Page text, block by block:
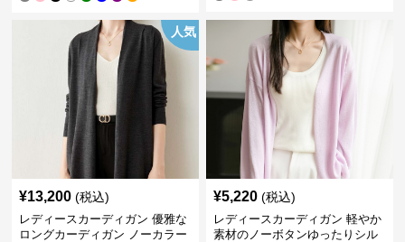
人気
¥13,200 (税込)
レディースカーディガン 優雅な
ロングカーディガン ノーカラー
¥5,220 (税込)
レディースカーディガン 軽やか
素材のノーボタンゆったりシル